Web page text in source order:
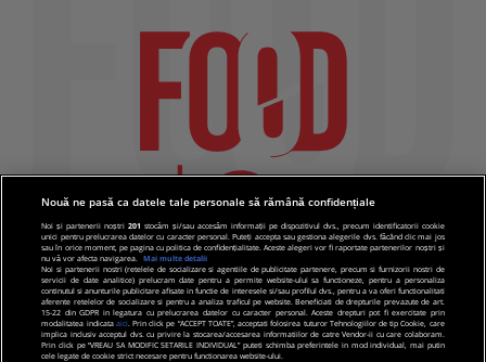
Nouă ne pasă ca datele tale personale să rămână confidențiale
Noi și partenerii noștri201 stocăm și/sau accesăm informații pe dispozitivul dvs., precum identificatorii cookie
unici pentru prelucrarea datelor cu caracter personal. Puteți accepta sau gestiona alegerile dvs. făcând clic mai jos
sau în orice moment, pe pagina cu politica de confidențialitate. Aceste alegeri vor fi raportate partenerilor noștri și
nu vă vor afecta navigarea.
Mai multe detalii
Noi si partenerii nostri (retelele de socializare si agentiile de publicitate partenere, precum si furnizorii nostri de
servicii de date analitice) prelucram date pentru a permite website-ului sa functioneze, pentru a personaliza
continutul si anunturile publicitare afisate in functie de interesele si/sau profilul dvs., pentru a va oferi functionalitati
aferente retelelor de socializare si pentru a analiza traficul pe website. Beneficiati de drepturile prevazute de art.
15-22 din GDPR in legatura cu prelucrarea datelor cu caracter personal. Aceste drepturi pot fi exercitate prin
modalitatea indicata aici. Prin click pe “ACCEPT TOATE”, acceptati folosirea tuturor Tehnologiilor de tip Cookie, care
implica inclusiv acceptul dvs. cu privire la stocarea/accesarea informatiilor de catre Vendor-ii cu care colaboram.
Prin click pe “VREAU SA MODIFIC SETARILE INDIVIDUAL” puteti schimba preferintele in mod individual, mai putin
cele legate de cookie strict necesare pentru functionarea website-ului.